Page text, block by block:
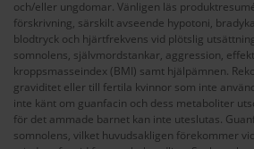
och/eller ungdomar. Vänligen läs
förskrivning, särskilt avseende hypotoni,
blodtryck och hjärtfrekvens vid plötslig
somnolens, självmordstankar, aggression,
kroppsmasseindex (BMI) samt hjälpämnen.
graviditet eller till fertila kvinnor som inte
inte känt om guanfacin och dess metaboliter
för det ammade barnet kan inte uteslutas.
somnolens, vilket huvudsakligen förekommer